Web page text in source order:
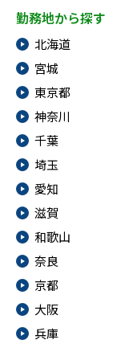
勤務地から探す
北海道
宮城
東京都
神奈川
千葉
埼玉
愛知
滋賀
和歌山
奈良
京都
大阪
兵庫